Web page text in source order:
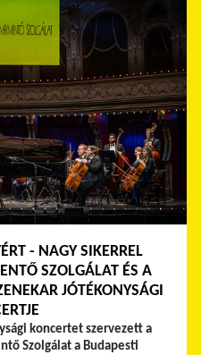
- NAGY SIKERREL
SZOLGÁLAT ÉS A
JÓTÉKONYSÁGI
koncertet szervezett a
Szolgálat a Budapesti